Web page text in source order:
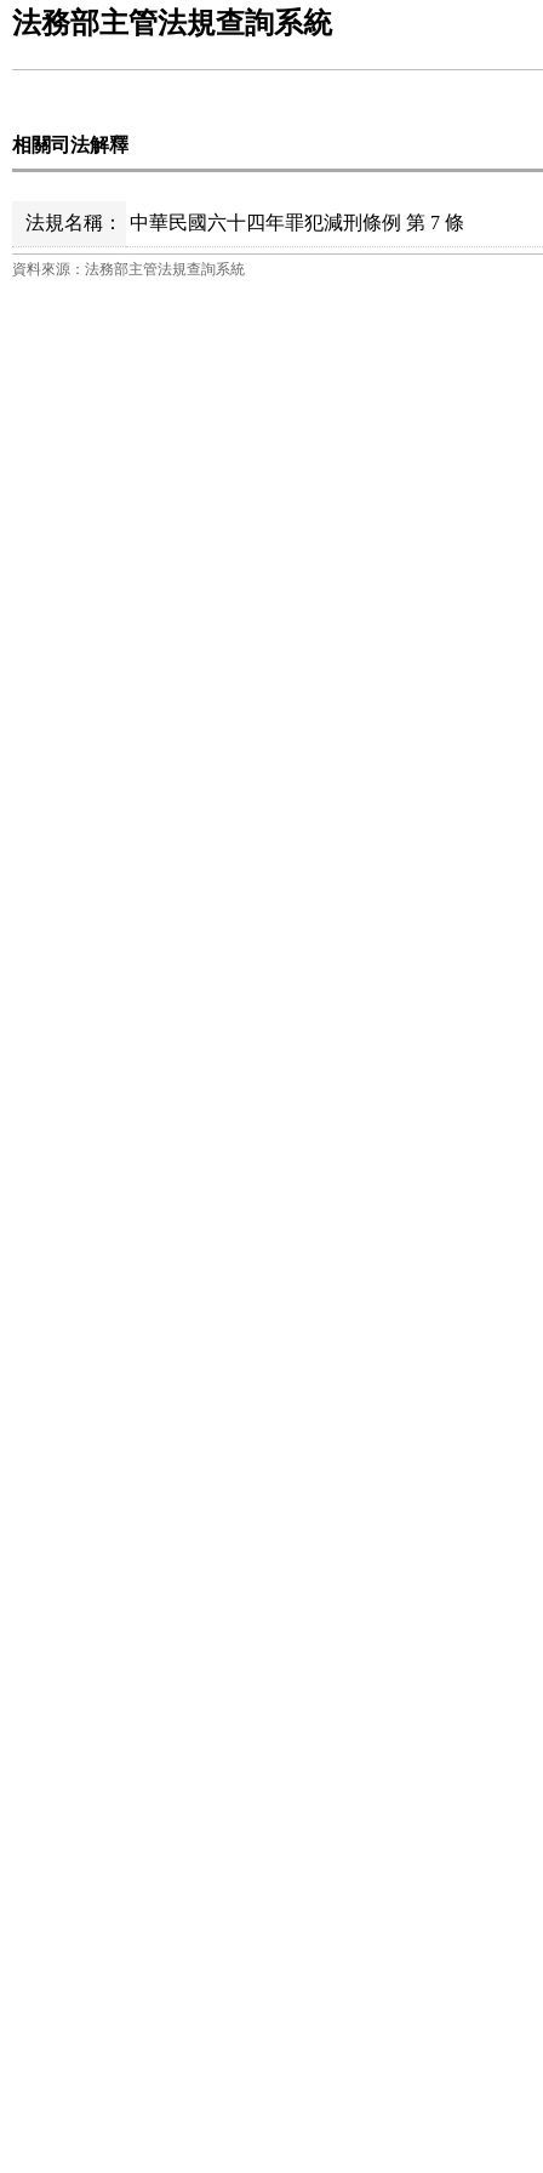
法務部主管法規查詢系統
相關司法解釋
法規名稱： 中華民國六十四年罪犯減刑條例 第 7 條
資料來源：法務部主管法規查詢系統